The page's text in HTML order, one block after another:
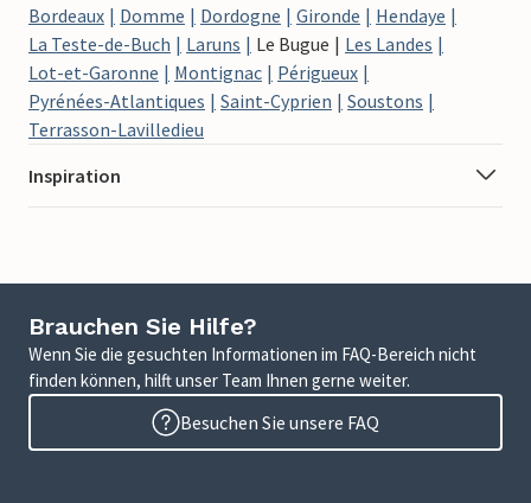
Bordeaux
Domme Dordogne Gironde
Hendaye
La Teste-de-Buch
Laruns Le Bugue
Les Landes
Lot-et-Garonne
Montignac
Périgueux
Pyrénées-Atlantiques
Saint-Cyprien
Soustons
Terrasson-Lavilledieu
Inspiration
Brauchen Sie Hilfe?
Wenn Sie die gesuchten Informationen im FAQ-Bereich nicht
finden können, hilft unser Team Ihnen gerne weiter.
Besuchen Sie unsere FAQ